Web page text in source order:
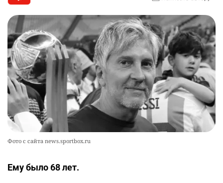
🪱 "Мы думаем, что правим миром, но это не
так". Как дьявольские черви меняют наше
представление о жизни на Земле
2403 0 13
10
💬 Прокуроры подали в суд ходатайство о
смягчении наказания для журналистки
Александры Алёховой
29
Фото с сайта news.sportbox.ru
Ему было 68 лет.